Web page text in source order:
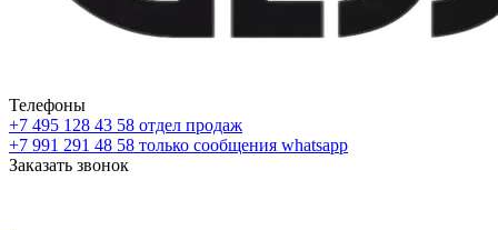
Телефоны
+7 495 128 43 58 отдел продаж
+7 991 291 48 58 только сообщения whatsapp
Заказать звонок